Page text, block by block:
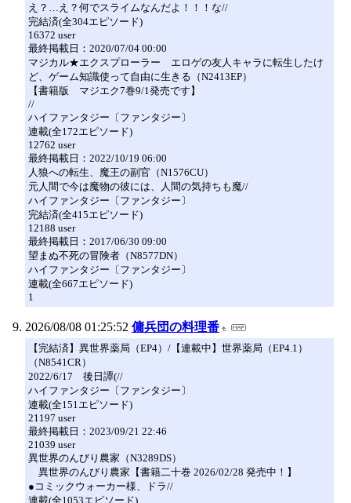
え？…え？何でスライムなんだよ！！！な//
完結済(全304エピソード)
16372 user
最終掲載日：2020/07/04 00:00
マジカル★エクスプローラー エロゲの友人キャラに転生したけ
ど、ゲーム知識使って自由に生きる（N2413EP）
【書籍版 マジエク7巻9/1発売です】
//
ハイファンタジー〔ファンタジー〕
連載(全172エピソード)
12762 user
最終掲載日：2022/10/19 06:00
人狼への転生、魔王の副官（N1576CU）
元人間で今は魔物の彼には、人間の気持ちも魔//
ハイファンタジー〔ファンタジー〕
完結済(全415エピソード)
12188 user
最終掲載日：2017/06/30 09:00
望まぬ不死の冒険者（N8577DN）
ハイファンタジー〔ファンタジー〕
連載(全667エピソード)
1
2026/08/08 01:25:52 傭兵団の料理番
【完結済】異世界薬局（EP4）/【連載中】世界薬局（EP4.1）
（N8541CR）
2022/6/17 後日譚(//
ハイファンタジー〔ファンタジー〕
連載(全151エピソード)
21197 user
最終掲載日：2023/09/21 22:46
21039 user
異世界のんびり農家（N3289DS）
異世界のんびり農家【書籍二十巻 2026/02/28 発売中！】
●コミックウォーカー様、ドラ//
連載(全1053エピソード)